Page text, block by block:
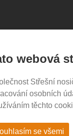
webová
Střešní
osobních
těchto
se všemi
O NÁKUPU
Garance nákupu
Časté dotazy (FAQ)